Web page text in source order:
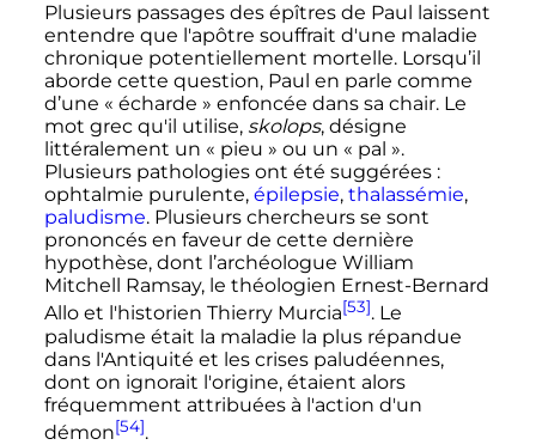
Plusieurs passages des épîtres de Paul laissent
entendre que l'apôtre souffrait d'une maladie
chronique potentiellement mortelle. Lorsqu’il
aborde cette question, Paul en parle comme
d’une « écharde » enfoncée dans sa chair. Le
mot grec qu'il utilise, skolops, désigne
littéralement un « pieu » ou un « pal ».
Plusieurs pathologies ont été suggérées :
ophtalmie purulente, épilepsie, thalassémie,
paludisme. Plusieurs chercheurs se sont
prononcés en faveur de cette dernière
hypothèse, dont l’archéologue William
Mitchell Ramsay, le théologien Ernest-Bernard
Allo et l'historien Thierry Murcia[53]. Le
paludisme était la maladie la plus répandue
dans l'Antiquité et les crises paludéennes,
dont on ignorait l'origine, étaient alors
fréquemment attribuées à l'action d'un
démon[54].